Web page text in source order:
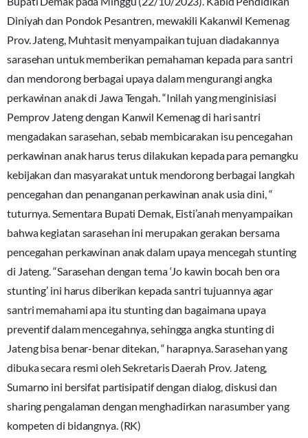
Diniyah dan Pondok Pesantren, mewakili Kakanwil Kemenag
Prov. Jateng, Muhtasit menyampaikan tujuan diadakannya
sarasehan untuk memberikan pemahaman kepada para santri
dan mendorong berbagai upaya dalam mengurangi angka
perkawinan anak di Jawa Tengah. “Inilah yang menginisiasi
Pemprov Jateng dengan Kanwil Kemenag di hari santri
mengadakan sarasehan, sebab membicarakan isu pencegahan
perkawinan anak harus terus dilakukan kepada para pemangku
kebijakan dan masyarakat untuk mendorong berbagai langkah
pencegahan dan penanganan perkawinan anak usia dini, “
tuturnya. Sementara Bupati Demak, Eisti’anah menyampaikan
bahwa kegiatan sarasehan ini merupakan gerakan bersama
pencegahan perkawinan anak dalam upaya mencegah stunting
di Jateng. “Sarasehan dengan tema ‘Jo kawin bocah ben ora
stunting’ ini harus diberikan kepada santri tujuannya agar
santri memahami apa itu stunting dan bagaimana upaya
preventif dalam mencegahnya, sehingga angka stunting di
Jateng bisa benar-benar ditekan, “ harapnya. Sarasehan yang
dibuka secara resmi oleh Sekretaris Daerah Prov. Jateng,
Sumarno ini bersifat partisipatif dengan dialog, diskusi dan
sharing pengalaman dengan menghadirkan narasumber yang
kompeten di bidangnya. (RK)